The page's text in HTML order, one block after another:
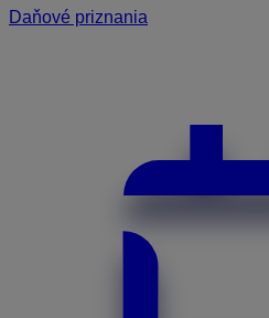
Daňové priznania